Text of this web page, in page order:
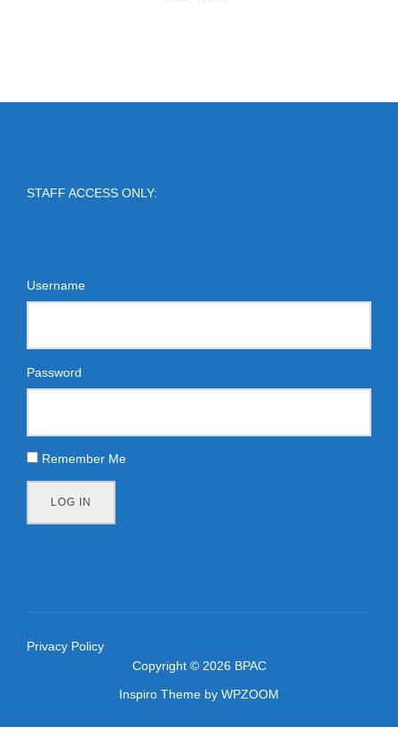
STAFF ACCESS ONLY:
Username
Password
Remember Me
LOG IN
Privacy Policy
Copyright © 2026 BPAC
Inspiro Theme by WPZOOM